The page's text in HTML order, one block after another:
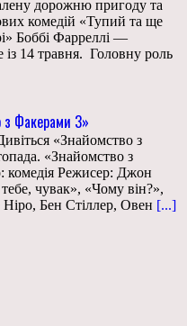
дорожню пригоду та
комедій «Тупий та ще
Боббі Фарреллі —
із 14 травня. Головну роль
з Факерами 3»
«Знайомство з
«Знайомство з
Режисер: Джон
чувак», «Чому він?»,
Бен Стіллер, Овен [...]